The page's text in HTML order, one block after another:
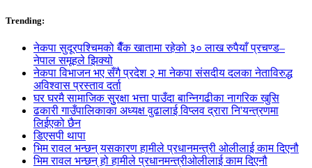
Trending:
नेकपा सुदूरपश्चिमको बैँक खातामा रहेको ३० लाख रुपैयाँ प्रचण्ड–
नेपाल समूहले झिक्य‍ो
नेकपा विभाजन भए सँगै प्रदेश २ मा नेकपा संसदीय दलका नेताविरुद्ध
अविश्वास प्रस्ताव दर्ता
घर घरमै सामाजिक सुुरक्षा भत्ता पाउँदा बान्निगढीका नागरिक खुसि
ढकारी गाउँपालिकाका अध्यक्ष वुढालाई विप्लव द्रारा नि'यन्त्रणमा
लिईएको छैन
डिएसपी थापा
भिम रावल भन्छन् यसकारण हामीले प्रधानमन्त्री ओलीलाई काम दिएनौ
भिम रावल भन्छन् हो हामीले प्रधानमन्त्रीओलीलाई काम दिएनौ